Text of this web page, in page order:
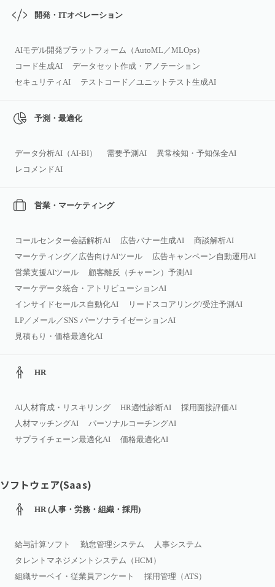
開発・ITオペレーション
AIモデル開発プラットフォーム（AutoML／MLOps）
コード生成AI
データセット作成・アノテーション
セキュリティAI
テストコード／ユニットテスト生成AI
予測・最適化
データ分析AI（AI‑BI） 需要予測AI
異常検知・予知保全AI
レコメンドAI
営業・マーケティング
コールセンター会話解析AI 広告バナー生成AI
商談解析AI
マーケティング／広告向けAIツール
広告キャンペーン自動運用AI
営業支援AIツール
顧客離反（チャーン）予測AI
マーケデータ統合・アトリビューションAI
インサイドセールス自動化AI
リードスコアリング/受注予測AI
LP／メール／SNS パーソナライゼーションAI
見積もり・価格最適化AI
HR
AI人材育成・リスキリング HR適性診断AI
採用面接評価AI
人材マッチングAI
パーソナルコーチングAI
サプライチェーン最適化AI
価格最適化AI
ソフトウェア(Saas)
HR (人事・労務・組織・採用)
給与計算ソフト 勤怠管理システム
人事システム
タレントマネジメントシステム（HCM）
組織サーベイ・従業員アンケート
採用管理（ATS）